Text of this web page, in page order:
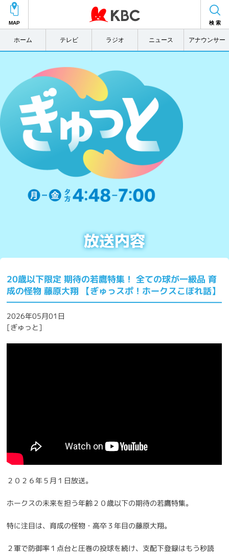
MAP 検 索
ホーム テレビ ラジオ ニュース アナウンサー
放送内容
20歳以下限定 期待の若鷹特集！ 全ての球が一級品 育
成の怪物 藤原大翔 【ぎゅっスポ！ホークスこぼれ話】
2026年05月01日
[ぎゅっと]
２０２６年５月１日放送。
ホークスの未来を担う年齢２０歳以下の期待の若鷹特集。
特に注目は、育成の怪物・高卒３年目の藤原大翔。
２軍で防御率１点台と圧巻の投球を続け、支配下登録はもう秒読